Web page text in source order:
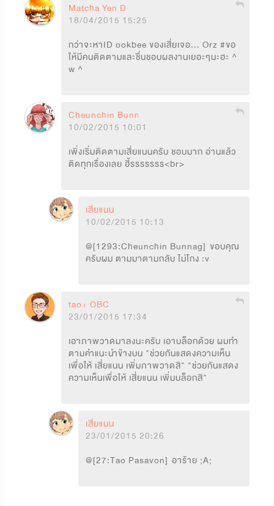
Matcha Yen D
18/04/2015 15:25
กว่าจะหาID ookbee ของเสี่ยเจอ... Orz #ขอ
ให้มีคนติดตามและชื่นชอบผลงานเยอะๆนะฮะ ^
w ^
Cheunchin Bunnag
10/02/2015 10:01
เพิ่งเริ่มติดตามเสี่ยแนนครับ ชอบมาก อ่านแล้ว
ติดทุกเรื่องเลย ฮี้รรรรรรร<br>
เสี่ยแนน
10/02/2015 10:13
@[1293:Cheunchin Bunnag]  ขอบคุณ
ครับผม ตามมาตามกลับ ไม่โกง :v
tao+ OBC
23/01/2015 17:34
เอาภาพวาดมาลงนะครับ เอาบล็อกด้วย ผมทำ
ตามคำแนะนำข้างบน "ช่วยกันแสดงความเห็น
เพื่อให้ เสี่ยแนน เพิ่มภาพวาดสิ" "ช่วยกันแสดง
ความเห็นเพื่อให้ เสี่ยแนน เพิ่มบล็อกสิ"
เสี่ยแนน
23/01/2015 20:26
@[27:Tao Pasavon]  อาร้าย ;A;